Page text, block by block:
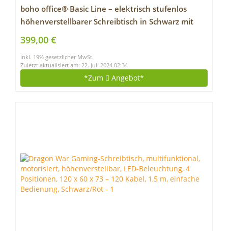
boho office® Basic Line – elektrisch stufenlos
höhenverstellbarer Schreibtisch in Schwarz mit
Memory-Funktion sowie einstellbaren
Kollisionsschutz und Soft-Start/Stop
399,00 €
inkl. 19% gesetzlicher MwSt.
Zuletzt aktualisiert am: 22. Juli 2024 02:34
*Zum Angebot*